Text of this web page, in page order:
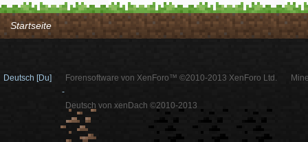
Startseite
Deutsch [Du]
Forensoftware von XenForo™ ©2010-2013 XenForo Ltd.
-
Deutsch von xenDach ©2010-2013